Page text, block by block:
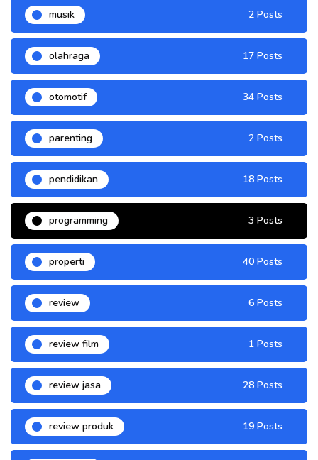
musik 2 Posts
olahraga 17 Posts
otomotif 34 Posts
parenting 2 Posts
pendidikan 18 Posts
programming 3 Posts
properti 40 Posts
review 6 Posts
review film 1 Posts
review jasa 28 Posts
review produk 19 Posts